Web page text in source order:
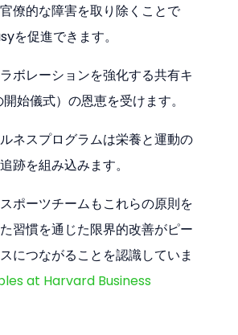
僚的な障害を取り除くことで
を促進できます。
ボレーションを強化する共有キ
開始儀式）の恩恵を受けます。
ネスプログラムは栄養と運動の
跡を組み込みます。
ポーツチームもこれらの原則を
習慣を通じた限界的改善がピー
につながることを認識していま
at Harvard Business